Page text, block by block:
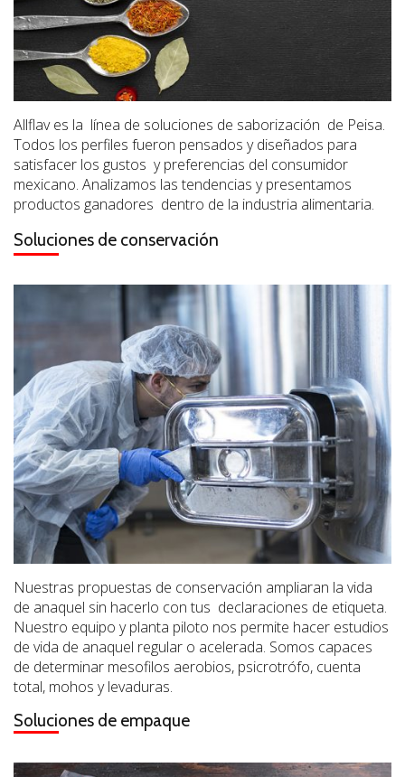
Allflav es la línea de soluciones de saborización de Peisa.
Todos los perfiles fueron pensados y diseñados para
satisfacer los gustos y preferencias del consumidor
mexicano. Analizamos las tendencias y presentamos
productos ganadores dentro de la industria alimentaria.
Soluciones de conservación
Nuestras propuestas de conservación ampliaran la vida
de anaquel sin hacerlo con tus declaraciones de etiqueta.
Nuestro equipo y planta piloto nos permite hacer estudios
de vida de anaquel regular o acelerada. Somos capaces
de determinar mesofilos aerobios, psicrotrófo, cuenta
total, mohos y levaduras.
Soluciones de empaque